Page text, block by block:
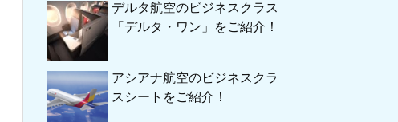
デルタ航空のビジネスクラス
「デルタ・ワン」をご紹介！
アシアナ航空のビジネスクラ
スシートをご紹介！